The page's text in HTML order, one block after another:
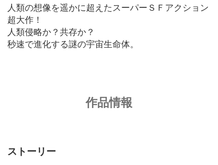
人類の想像を遥かに超えたスーパーＳＦアクション
超大作！
人類侵略か？共存か？
秒速で進化する謎の宇宙生命体。
作品情報
ストーリー